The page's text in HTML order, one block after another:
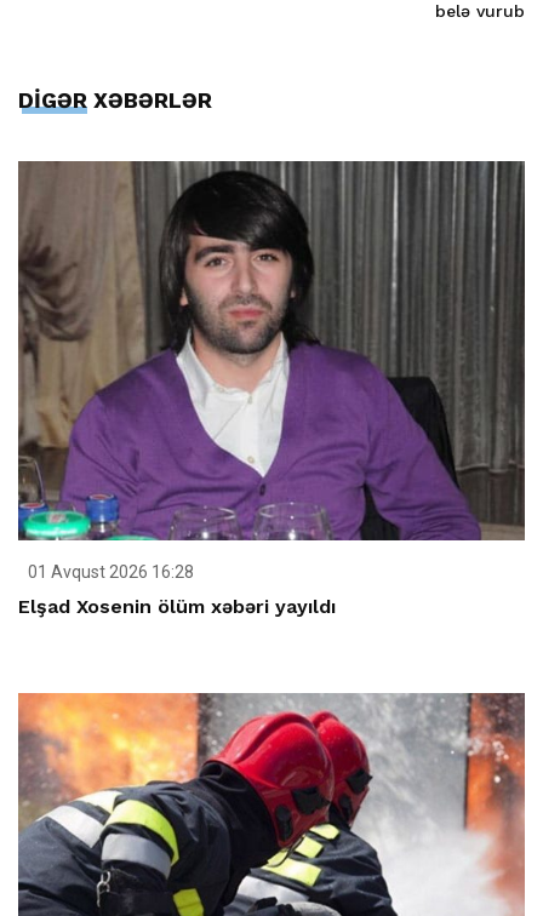
belə vurub
DİGƏR XƏBƏRLƏR
01 Avqust 2026 16:28
Elşad Xosenin ölüm xəbəri yayıldı